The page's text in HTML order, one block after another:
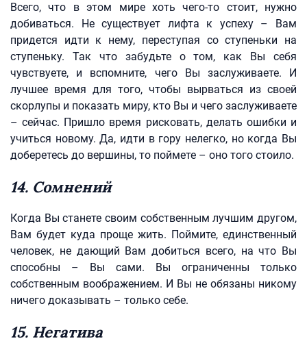
Всего, что в этом мире хоть чего-то стоит, нужно
добиваться. Не существует лифта к успеху – Вам
придется идти к нему, переступая со ступеньки на
ступеньку. Так что забудьте о том, как Вы себя
чувствуете, и вспомните, чего Вы заслуживаете. И
лучшее время для того, чтобы вырваться из своей
скорлупы и показать миру, кто Вы и чего заслуживаете
– сейчас. Пришло время рисковать, делать ошибки и
учиться новому. Да, идти в гору нелегко, но когда Вы
доберетесь до вершины, то поймете – оно того стоило.
14. Сомнений
Когда Вы станете своим собственным лучшим другом,
Вам будет куда проще жить. Поймите, единственный
человек, не дающий Вам добиться всего, на что Вы
способны – Вы сами. Вы ограниченны только
собственным воображением. И Вы не обязаны никому
ничего доказывать – только себе.
15. Негатива